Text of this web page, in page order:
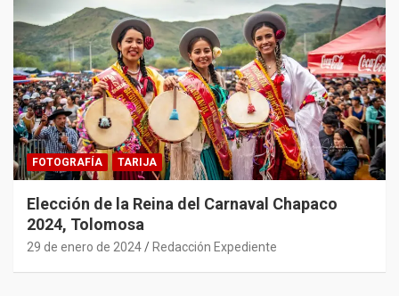
FOTOGRAFÍA TARIJA
Elección de la Reina del Carnaval Chapaco
2024, Tolomosa
29 de enero de 2024 Redacción Expediente